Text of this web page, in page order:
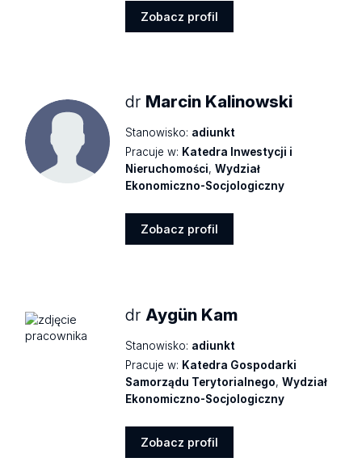
Zobacz profil
dr Marcin Kalinowski
Stanowisko: adiunkt
Pracuje w: Katedra Inwestycji i
Nieruchomości,Wydział
Ekonomiczno-Socjologiczny
Zobacz profil
dr Aygün Kam
Stanowisko: adiunkt
Pracuje w: Katedra Gospodarki
Samorządu Terytorialnego,Wydział
Ekonomiczno-Socjologiczny
Zobacz profil